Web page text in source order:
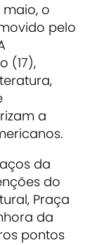
o
pelo
(17),
a
da
do
Praça
da
pontos